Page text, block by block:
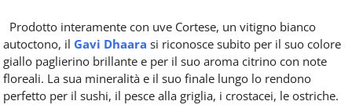
Prodotto interamente con uve Cortese, un vitigno bianco
autoctono, il Gavi Dhaara si riconosce subito per il suo colore
giallo paglierino brillante e per il suo aroma citrino con note
floreali. La sua mineralità e il suo finale lungo lo rendono
perfetto per il sushi, il pesce alla griglia, i crostacei, le ostriche.